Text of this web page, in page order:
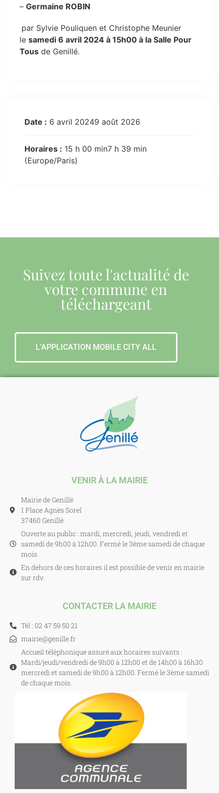
– Germaine ROBIN
par Sylvie Pouliquen et Christophe Meunier
le samedi 6 avril 2024 à 15h00 à la Salle Pour
Tous de Genillé.
Date : 6 avril 20249 août 2026
Horaires : 15 h 00 min7 h 39 min
(Europe/Paris)
Suivez toute l'actualité de
votre commune en
téléchargeant
L'APPLICATION MOBILE CITY ALL
VENIR À LA MAIRIE
Mairie de Genillé
1 Place Agnès Sorel
37460 Genillé
Ouverte au public : mardi, mercredi, jeudi, vendredi et
samedi de 9h00 à 12h00. Fermé le 3ème samedi de chaque
mois.
En dehors de ces horaires il est possible de venir en mairie
sur rdv.
CONTACTER LA MAIRIE
Tél : 02 47 59 50 21
mairie@genille.fr
Accueil téléphonique assuré aux horaires suivants :
Mardi/jeudi/vendredi de 9h00 à 12h00 et de 14h00 à 16h30
mercredi et samedi de 9h00 à 12h00. Fermé le 3ème samedi
de chaque mois.